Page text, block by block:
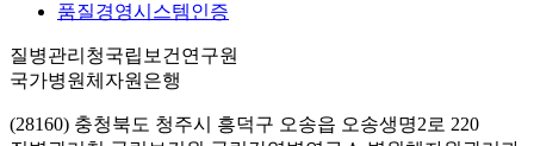
품질경영시스템인증
질병관리청국립보건연구원
국가병원체자원은행
(28160) 충청북도 청주시 흥덕구 오송읍 오송생명2로 220